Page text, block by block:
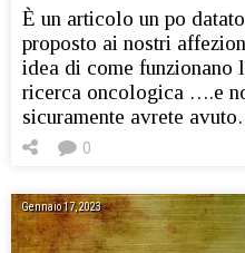
È un articolo un po
proposto ai nostri
idea di come funzionano
ricerca oncologica ….e
sicuramente avrete
0
Gennaio 17, 2023